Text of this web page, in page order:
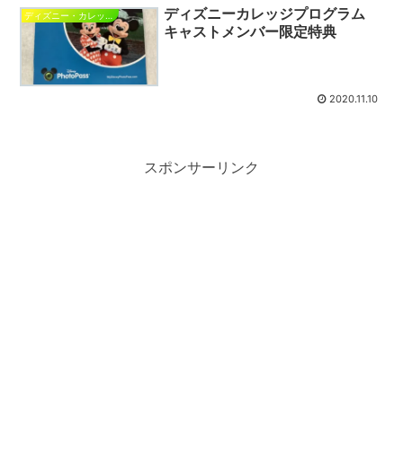
ディズニー・カレッジ・プログラム
ディズニーカレッジプログラム
キャストメンバー限定特典
2020.11.10
スポンサーリンク